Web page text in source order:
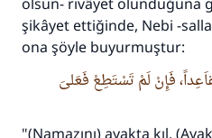
şikâyet ettiğinde, Nebi -
ona şöyle buyurmuştur:
فَإِنْ لَمْ تَسْتَطِعْ فَعَلىَ
"(Namazını) ayakta kıl.